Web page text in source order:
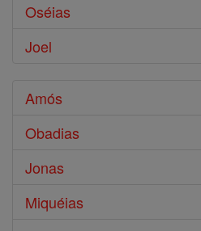
Oséias
Joel
Amós
Obadias
Jonas
Miquéias